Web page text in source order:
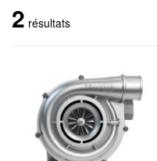
2 résultats